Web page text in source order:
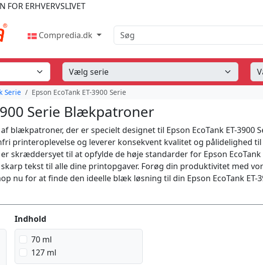
FOR ERHVERVSLIVET
Compredia.dk Søg
Serie Epson EcoTank ET-3900 Serie
Serie Blækpatroner
blækpatroner, der er specielt designet til Epson EcoTank ET-3900
printeroplevelse og leverer konsekvent kvalitet og pålidelighed
skræddersyet til at opfylde de høje standarder for Epson EcoTank
tekst til alle dine printopgaver. Forøg din produktivitet med
nu for at finde den ideelle blæk løsning til din Epson EcoTank ET-
Indhold
70 ml
127 ml